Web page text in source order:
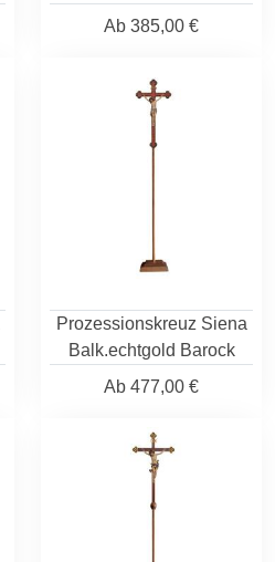
Ab 385,00 €
Prozessionskreuz Siena
Balk.echtgold Barock
Ab 477,00 €